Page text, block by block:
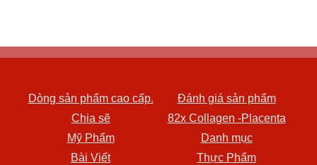
Dòng sản phẩm cao cấp.
Đánh giá sản phẩm
Chia sẽ
82x Collagen -Placenta
Mỹ Phẩm
Danh mục
Bài Viết
Thực Phẩm